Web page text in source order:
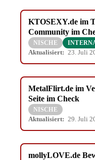
KTOSEXY.de im
Community im
NISCHE
Aktualisiert: 23. Juli
MetalFlirt.de im
Seite im Check
NISCHE
Aktualisiert: 29. Juli
mollyLOVE.de